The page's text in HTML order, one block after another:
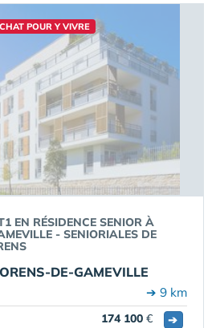
POUR Y VIVRE
EN RÉSIDENCE SENIOR À
- SENIORIALES DE
DE-GAMEVILLE
➔ 9 km
174 100 € ➔